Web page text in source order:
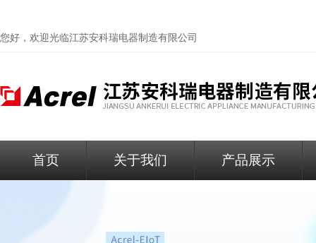
您好，欢迎光临江苏安科瑞电器制造有限公司
首页 关于我们 产品展示